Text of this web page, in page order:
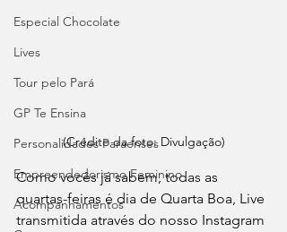
Especial Chocolate
Lives
Tour pelo Pará
GP Te Ensina
Personalidades Paraenses
Empreendedorismo Feminino
Acompanhamentos
(Crédito da foto: Divulgação)
Como vocês já sabem, todas as
quartas-feiras é dia de Quarta Boa, Live
transmitida através do nosso Instagram